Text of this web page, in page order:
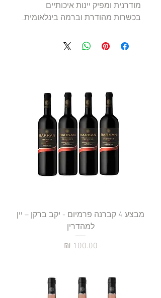
מודרנית ומפיק יינות איכותיים
בכשרות מהודרת וברמה בינלאומית.
מבצע 4 קברנה פרמיום - יקב ברקן – יין
למהדרין
מחיר